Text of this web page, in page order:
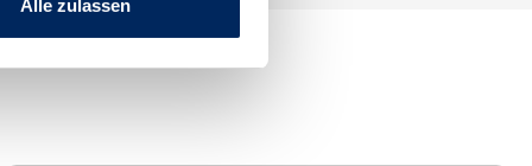
Alle zulassen